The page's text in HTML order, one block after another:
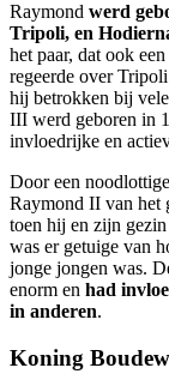
Raymond werd
Tripoli, en
het paar, dat ook
regeerde over
hij betrokken bij
III werd geboren in
invloedrijke en
Door een
Raymond II van het
toen hij en zijn
was er getuige van
jonge jongen was.
enorm en had
in anderen.
Koning